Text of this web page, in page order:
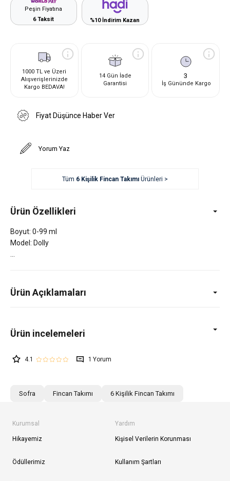
Peşin Fiyatına
6 Taksit
%10 İndirim Kazan
1000 TL ve Üzeri
Alışverişlerinizde
Kargo BEDAVA!
14 Gün İade
Garantisi
3
İş Gününde Kargo
Fiyat Düşünce Haber Ver
Yorum Yaz
Tüm 6 Kişilik Fincan TakımıÜrünleri >
Ürün Özellikleri
Boyut: 0-99 ml
Model: Dolly
Ürün Açıklamaları
4.1 1
Sofra Fincan Takımı 6 Kişilik Fincan Takımı
Kurumsal
Hikayemiz
Ödüllerimiz
Yardım
Kişisel Verilerin Korunması
Kullanım Şartları